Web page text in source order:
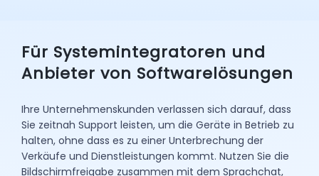
Für Systemintegratoren und
Anbieter von Softwarelösungen
Ihre Unternehmenskunden verlassen sich darauf, dass
Sie zeitnah Support leisten, um die Geräte in Betrieb zu
halten, ohne dass es zu einer Unterbrechung der
Verkäufe und Dienstleistungen kommt. Nutzen Sie die
Bildschirmfreigabe zusammen mit dem Sprachchat,